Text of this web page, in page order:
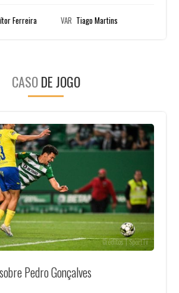
Ferreira VAR Tiago Martins
CASODE JOGO
Créditos | SportTv
Pedro Gonçalves